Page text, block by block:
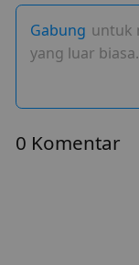
Gabung untuk
yang luar
0 Komentar